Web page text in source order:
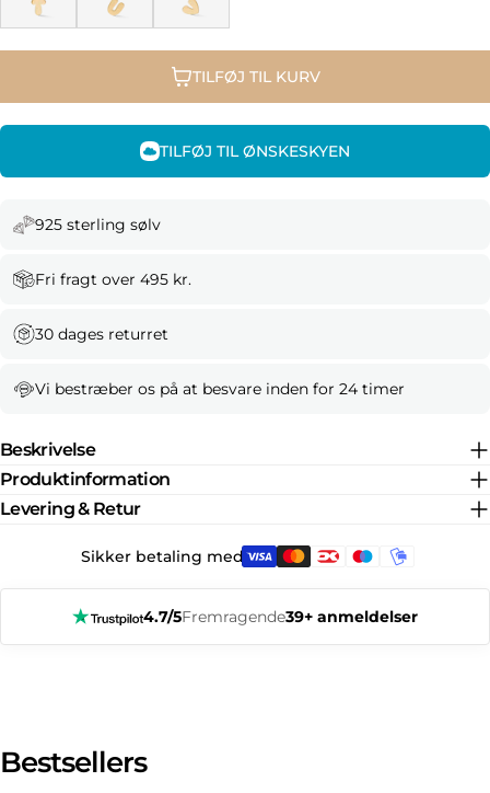
TILFØJ TIL KURV
TILFØJ TIL ØNSKESKYEN
925 sterling sølv
Fri fragt over 495 kr.
30 dages returret
Vi bestræber os på at besvare inden for 24 timer
Beskrivelse
Produktinformation
Levering & Retur
Sikker betaling med:
4.7/5Fremragende39+ anmeldelser
Bestsellers